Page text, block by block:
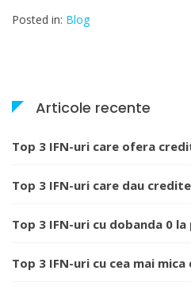
Posted in: Blog
Articole recente
Top 3 IFN-uri care ofera
Top 3 IFN-uri care dau
Top 3 IFN-uri cu dobanda 0
Top 3 IFN-uri cu cea mai